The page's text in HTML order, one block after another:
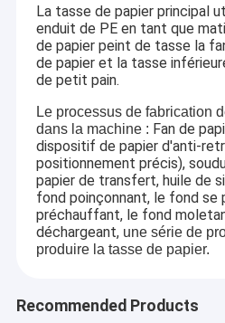
La tasse de papier principal
enduit de PE en tant que
de papier peint de tasse la
de papier et la tasse
de petit pain.
Le processus de fabrication
dans la machine : Fan de
dispositif de papier d'anti-
positionnement précis),
papier de transfert, huile de
fond poinçonnant, le fond se
préchauffant, le fond
déchargeant, une série de
produire la tasse de papier.
Recommended Products